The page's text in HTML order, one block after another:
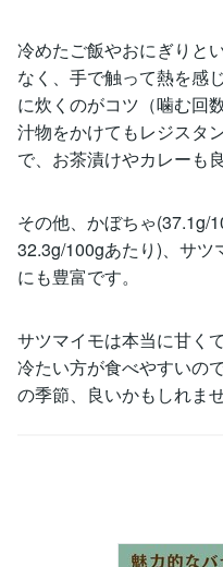
冷めたご飯やおにぎりと
なく、手で触って熱を感
に炊くのがコツ（噛む回
汁物をかけてもレジスタ
で、お茶漬けやカレーも
その他、かぼちゃ(37.1g/
32.3g/100gあたり)、サ
にも豊富です。
サツマイモは本当に甘く
冷たい方が食べやすいの
の季節、良いかもしれませ